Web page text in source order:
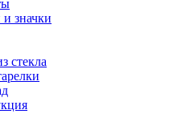
значки
стекла